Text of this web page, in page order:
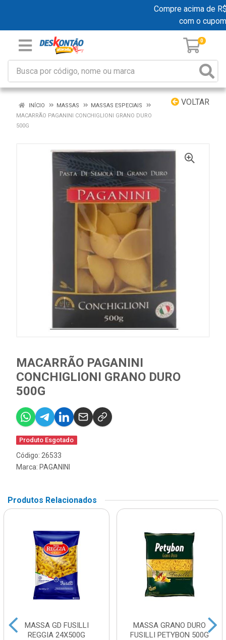
Compre acima de
com o cupom
0
VOLTAR
INÍCIO MASSAS
MASSAS ESPECIAIS
MACARRÃO PAGANINI CONCHIGLIONI GRANO DURO
500G
MACARRÃO PAGANINI
CONCHIGLIONI GRANO DURO
500G
Produto Esgotado
Código: 26533
Marca: PAGANINI
Produtos Relacionados
MASSA GD FUSILLI
REGGIA 24X500G
MASSA GRANO DURO
FUSILLI PETYBON 500G